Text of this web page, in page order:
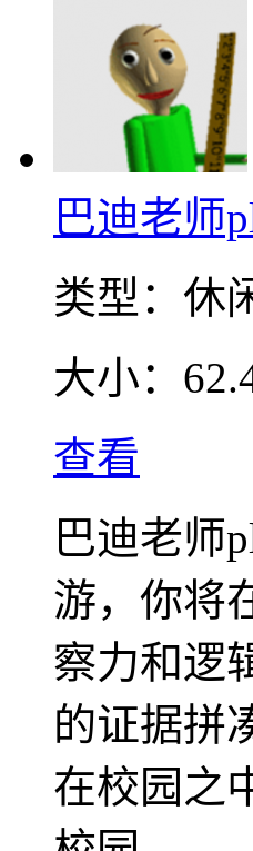
巴迪老师
类型： 休
大小：
查看
巴迪老师
游，你将
察力和逻
的证据拼
在校园之